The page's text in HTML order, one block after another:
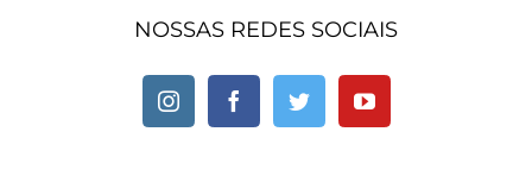
NOSSAS REDES SOCIAIS